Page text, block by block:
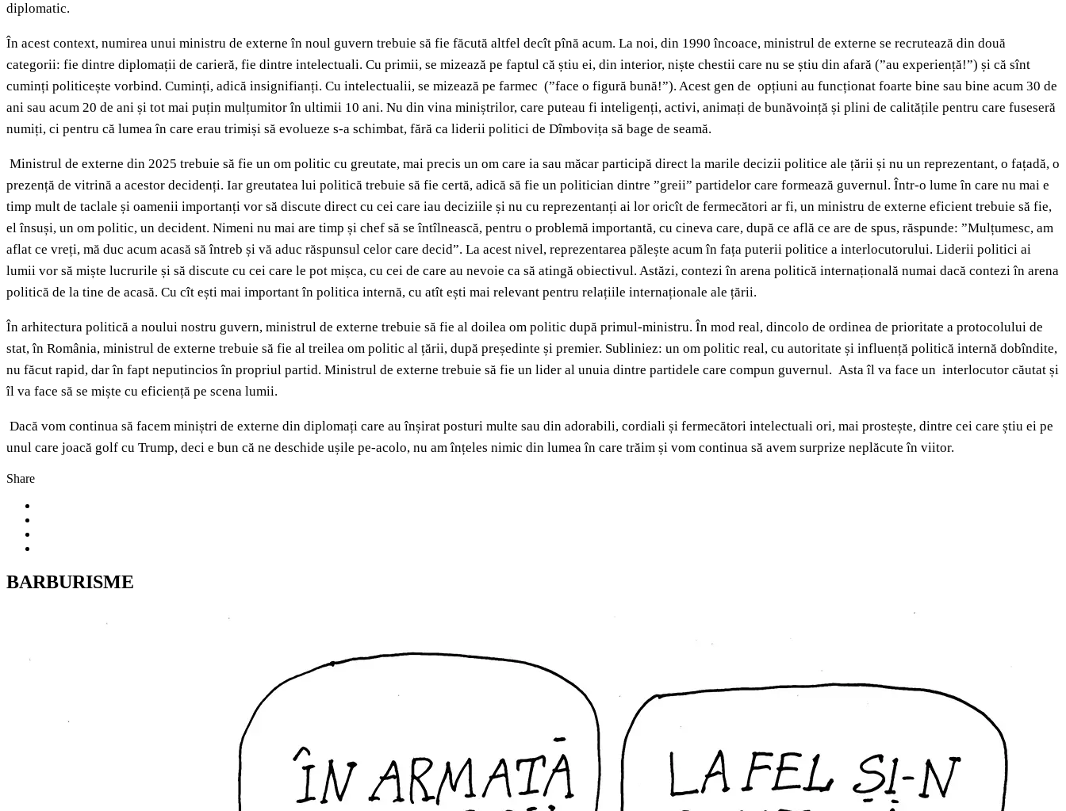
diplomatic.
În acest context, numirea unui ministru de externe în noul guvern trebuie să fie făcută altfel decît pînă acum. La noi, din 1990 încoace, ministrul de externe se recrutează din două
categorii: fie dintre diplomații de carieră, fie dintre intelectuali. Cu primii, se mizează pe faptul că știu ei, din interior, niște chestii care nu se știu din afară (”au experiență!”) și că sînt
cuminți politicește vorbind. Cuminți, adică insignifianți. Cu intelectualii, se mizează pe farmec (”face o figură bună!”). Acest gen de opțiuni au funcționat foarte bine sau bine acum 30 de
ani sau acum 20 de ani și tot mai puțin mulțumitor în ultimii 10 ani. Nu din vina miniștrilor, care puteau fi inteligenți, activi, animați de bunăvoință și plini de calitățile pentru care fuseseră
numiți, ci pentru că lumea în care erau trimiși să evolueze s-a schimbat, fără ca liderii politici de Dîmbovița să bage de seamă.
Ministrul de externe din 2025 trebuie să fie un om politic cu greutate, mai precis un om care ia sau măcar participă direct la marile decizii politice ale țării și nu un reprezentant, o fațadă, o
prezență de vitrină a acestor decidenți. Iar greutatea lui politică trebuie să fie certă, adică să fie un politician dintre ”greii” partidelor care formează guvernul. Într-o lume în care nu mai e
timp mult de taclale și oamenii importanți vor să discute direct cu cei care iau deciziile și nu cu reprezentanți ai lor oricît de fermecători ar fi, un ministru de externe eficient trebuie să fie,
el însuși, un om politic, un decident. Nimeni nu mai are timp și chef să se întîlnească, pentru o problemă importantă, cu cineva care, după ce află ce are de spus, răspunde: ”Mulțumesc, am
aflat ce vreți, mă duc acum acasă să întreb și vă aduc răspunsul celor care decid”. La acest nivel, reprezentarea pălește acum în fața puterii politice a interlocutorului. Liderii politici ai
lumii vor să miște lucrurile și să discute cu cei care le pot mișca, cu cei de care au nevoie ca să atingă obiectivul. Astăzi, contezi în arena politică internațională numai dacă contezi în arena
politică de la tine de acasă. Cu cît ești mai important în politica internă, cu atît ești mai relevant pentru relațiile internaționale ale țării.
În arhitectura politică a noului nostru guvern, ministrul de externe trebuie să fie al doilea om politic după primul-ministru. În mod real, dincolo de ordinea de prioritate a protocolului de
stat, în România, ministrul de externe trebuie să fie al treilea om politic al țării, după președinte și premier. Subliniez: un om politic real, cu autoritate și influență politică internă dobîndite,
nu făcut rapid, dar în fapt neputincios în propriul partid. Ministrul de externe trebuie să fie un lider al unuia dintre partidele care compun guvernul. Asta îl va face un interlocutor căutat și
îl va face să se miște cu eficiență pe scena lumii.
Dacă vom continua să facem miniștri de externe din diplomați care au înșirat posturi multe sau din adorabili, cordiali și fermecători intelectuali ori, mai prostește, dintre cei care știu ei pe
unul care joacă golf cu Trump, deci e bun că ne deschide ușile pe-acolo, nu am înțeles nimic din lumea în care trăim și vom continua să avem surprize neplăcute în viitor.
Share
BARBURISME